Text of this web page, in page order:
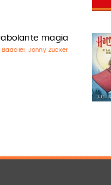
magia
Baddiel , Jonny Zucker